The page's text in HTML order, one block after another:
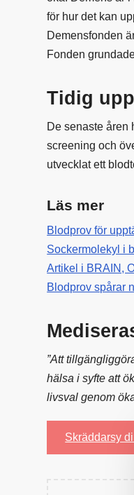
för hur det kan
Demensfonden
Fonden
Tidig
De senaste åren
screening och
utvecklat ett
Läs mer
Blodprov för
Sockermolekyl i
Artikel i BRAIN,
Blodprov spårar
”Att
hälsa i syfte att
livsval genom
Skräddarsy